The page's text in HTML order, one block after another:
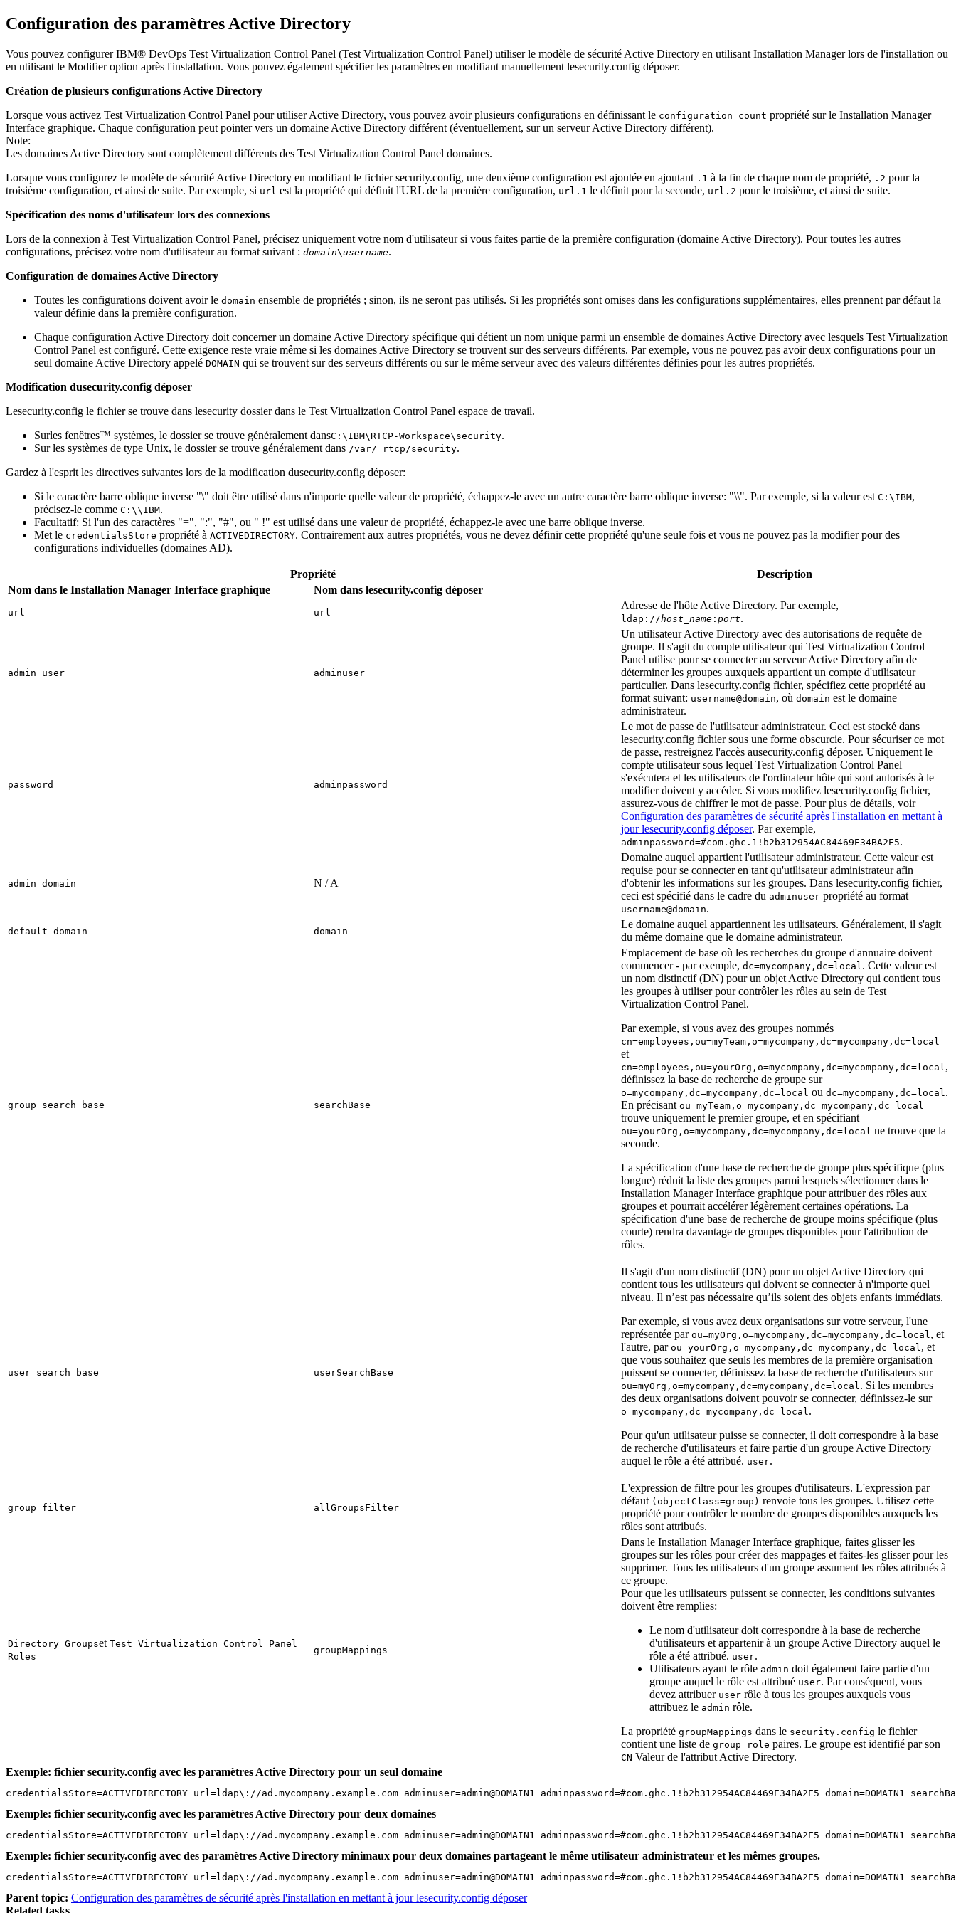
Configuration des paramètres Active Directory
Vous pouvez configurerIBM® DevOps Test Virtualization Control Panel (Test Virtualization Control Panel) utiliser le modèle de sécurité Active Directory en utilisant Installation Managerlors de l'installation ou
en utilisant le Modifieroption après l'installation. Vous pouvez également spécifier les paramètres en modifiant manuellement lesecurity.config déposer.
Création de plusieurs configurations Active Directory
Lorsque vous activez Test Virtualization Control Panel pour utiliser Active Directory, vous pouvez avoir plusieurs configurations en définissant le configuration count propriété sur le Installation Manager
Interface graphique. Chaque configuration peut pointer vers un domaine Active Directory différent (éventuellement, sur un serveur Active Directory différent).
Note:
Les domaines Active Directory sont complètement différents des Test Virtualization Control Panel domaines.
Lorsque vous configurez le modèle de sécurité Active Directory en modifiant le fichiersecurity.config, une deuxième configuration est ajoutée en ajoutant .1 à la fin de chaque nom de propriété, .2 pour la
troisième configuration, et ainsi de suite. Par exemple, si url est la propriété qui définit l'URL de la première configuration, url.1 le définit pour la seconde, url.2 pour le troisième, et ainsi de suite.
Spécification des noms d'utilisateur lors des connexions
Lors de la connexion à Test Virtualization Control Panel, précisez uniquement votre nom d'utilisateur si vous faites partie de la première configuration (domaine Active Directory). Pour toutes les autres
configurations, précisez votre nom d'utilisateur au format suivant : domain\username.
Configuration de domaines Active Directory
Toutes les configurations doivent avoir le domain ensemble de propriétés ; sinon, ils ne seront pas utilisés. Si les propriétés sont omises dans les configurations supplémentaires, elles prennent par défaut la
valeur définie dans la première configuration.
Chaque configuration Active Directory doit concerner un domaine Active Directory spécifique qui détient un nom unique parmi un ensemble de domaines Active Directory avec lesquels Test Virtualization
Control Panel est configuré. Cette exigence reste vraie même si les domaines Active Directory se trouvent sur des serveurs différents. Par exemple, vous ne pouvez pas avoir deux configurations pour un
seul domaine Active Directory appelé DOMAIN qui se trouvent sur des serveurs différents ou sur le même serveur avec des valeurs différentes définies pour les autres propriétés.
Modification dusecurity.config déposer
Lesecurity.config le fichier se trouve dans lesecurity dossier dans le Test Virtualization Control Panel espace de travail.
Surles fenêtres™ systèmes, le dossier se trouve généralement dansC:\IBM\RTCP-Workspace\security.
Sur les systèmes de type Unix, le dossier se trouve généralement dans /var/ rtcp /security.
Gardez à l'esprit les directives suivantes lors de la modification dusecurity.config déposer:
Si le caractère barre oblique inverse
\ doit être utilisé dans n'importe quelle valeur de propriété, échappez-le avec un autre caractère barre oblique inverse: \\ . Par exemple, si la valeur est C:\IBM,
précisez-le comme C:\\IBM.
Facultatif: Si l'un des caractères
= , : , # , ou !
est utilisé dans une valeur de propriété, échappez-le avec une barre oblique inverse.
Met le credentialsStore propriété à ACTIVEDIRECTORY. Contrairement aux autres propriétés, vous ne devez définir cette propriété qu'une seule fois et vous ne pouvez pas la modifier pour des
configurations individuelles (domaines AD).
Propriété
Description
Nom dans le Installation Manager Interface graphique Nom dans lesecurity.config déposer
url url
Adresse de l'hôte Active Directory. Par exemple,
ldap://host_name : port.
admin user adminuser
Un utilisateur Active Directory avec des autorisations de requête de
groupe. Il s'agit du compte utilisateur qui Test Virtualization Control
Panel utilise pour se connecter au serveur Active Directory afin de
déterminer les groupes auxquels appartient un compte d'utilisateur
particulier. Dans lesecurity.config fichier, spécifiez cette propriété au
format suivant: username@domain, où domain est le domaine
administrateur.
password adminpassword
Le mot de passe de l'utilisateur administrateur. Ceci est stocké dans
lesecurity.config fichier sous une forme obscurcie. Pour sécuriser ce mot
de passe, restreignez l'accès ausecurity.config déposer. Uniquement le
compte utilisateur sous lequel Test Virtualization Control Panel
s'exécutera et les utilisateurs de l'ordinateur hôte qui sont autorisés à le
modifier doivent y accéder. Si vous modifiez lesecurity.config fichier,
assurez-vous de chiffrer le mot de passe. Pour plus de détails, voir
Configuration des paramètres de sécurité après l'installation en mettant à
jour lesecurity.config déposer. Par exemple,
adminpassword=#com.ghc.1!b2b312954AC84469E34BA2E5.
admin domain N / A
Domaine auquel appartient l'utilisateur administrateur. Cette valeur est
requise pour se connecter en tant qu'utilisateur administrateur afin
d'obtenir les informations sur les groupes. Dans lesecurity.config fichier,
ceci est spécifié dans le cadre du adminuser propriété au format
username@domain.
default domain domain
Le domaine auquel appartiennent les utilisateurs. Généralement, il s'agit
du même domaine que le domaine administrateur.
group search base searchBase
Emplacement de base où les recherches du groupe d'annuaire doivent
commencer - par exemple, dc=mycompany,dc=local . Cette valeur est
un nom distinctif (DN) pour un objet Active Directory qui contient tous
les groupes à utiliser pour contrôler les rôles au sein de Test
Virtualization Control Panel.
Par exemple, si vous avez des groupes nommés
cn=employees,ou=myTeam,o=mycompany,dc=mycompany,dc=local
et
cn=employees,ou=yourOrg,o=mycompany,dc=mycompany,dc=local ,
définissez la base de recherche de groupe sur
o=mycompany,dc=mycompany,dc=local ou dc=mycompany,dc=local .
En précisant ou=myTeam,o=mycompany,dc=mycompany,dc=local
trouve uniquement le premier groupe, et en spécifiant
ou=yourOrg,o=mycompany,dc=mycompany,dc=local ne trouve que la
seconde.
La spécification d'une base de recherche de groupe plus spécifique (plus
longue) réduit la liste des groupes parmi lesquels sélectionner dans le
Installation ManagerInterface graphique pour attribuer des rôles aux
groupes et pourrait accélérer légèrement certaines opérations. La
spécification d'une base de recherche de groupe moins spécifique (plus
courte) rendra davantage de groupes disponibles pour l'attribution de
rôles.
user search base userSearchBase
Il s'agit d'un nom distinctif (DN) pour un objet Active Directory qui
contient tous les utilisateurs qui doivent se connecter à n'importe quel
niveau. Il n’est pas nécessaire qu’ils soient des objets enfants immédiats.
Par exemple, si vous avez deux organisations sur votre serveur, l'une
représentée par ou=myOrg,o=mycompany,dc=mycompany,dc=local , et
l'autre, par ou=yourOrg,o=mycompany,dc=mycompany,dc=local , et
que vous souhaitez que seuls les membres de la première organisation
puissent se connecter, définissez la base de recherche d'utilisateurs sur
ou=myOrg,o=mycompany,dc=mycompany,dc=local . Si les membres
des deux organisations doivent pouvoir se connecter, définissez-le sur
o=mycompany,dc=mycompany,dc=local .
Pour qu'un utilisateur puisse se connecter, il doit correspondre à la base
de recherche d'utilisateurs et faire partie d'un groupe Active Directory
auquel le rôle a été attribué. user.
group filter allGroupsFilter
L'expression de filtre pour les groupes d'utilisateurs. L'expression par
défaut (objectClass=group) renvoie tous les groupes. Utilisez cette
propriété pour contrôler le nombre de groupes disponibles auxquels les
rôles sont attribués.
Directory Groupset Test Virtualization Control Panel
Roles
groupMappings
Dans le Installation ManagerInterface graphique, faites glisser les
groupes sur les rôles pour créer des mappages et faites-les glisser pour les
supprimer. Tous les utilisateurs d'un groupe assument les rôles attribués à
ce groupe.
Pour que les utilisateurs puissent se connecter, les conditions suivantes
doivent être remplies:
Le nom d'utilisateur doit correspondre à la base de recherche
d'utilisateurs et appartenir à un groupe Active Directory auquel le
rôle a été attribué. user.
Utilisateurs ayant le rôle admin doit également faire partie d'un
groupe auquel le rôle est attribué user. Par conséquent, vous
devez attribuer user rôle à tous les groupes auxquels vous
attribuez le admin rôle.
La propriété groupMappings dans le security.config le fichier
contient une liste de group=role paires. Le groupe est identifié par son
CN Valeur de l'attribut Active Directory.
Exemple: fichier security.config avec les paramètres Active Directory pour un seul domaine
credentialsStore=ACTIVEDIRECTORY url=ldap\://ad.mycompany.example.com adminuser=admin@DOMAIN1 adminpassword=#com.ghc.1!b2b312954AC84469E34BA2E5 domain=DOMAIN1
Exemple: fichier security.config avec les paramètres Active Directory pour deux domaines
credentialsStore=ACTIVEDIRECTORY url=ldap\://ad.mycompany.example.com adminuser=admin@DOMAIN1 adminpassword=#com.ghc.1!b2b312954AC84469E34BA2E5 domain=DOMAIN1
Exemple: fichier security.config avec des paramètres Active Directory minimaux pour deux domaines partageant le même utilisateur administrateur et les mêmes groupes.
credentialsStore=ACTIVEDIRECTORY url=ldap\://ad.mycompany.example.com adminuser=admin@DOMAIN1 adminpassword=#com.ghc.1!b2b312954AC84469E34BA2E5 domain=DOMAIN1
Parent topic: Configuration des paramètres de sécurité après l'installation en mettant à jour lesecurity.config déposer
Related tasks